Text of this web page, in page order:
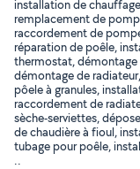
installation de
remplacement de
raccordement de
réparation de poêle,
thermostat, démontage
démontage de
pôele à granules,
raccordement de
sèche-serviettes,
de chaudière à fioul,
tubage pour poêle,
..